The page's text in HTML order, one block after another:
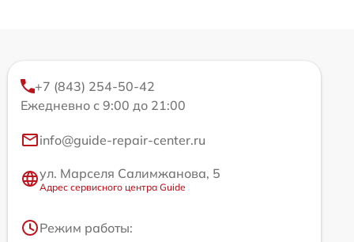
+7 (843) 254-50-42
Ежедневно с 9:00 до 21:00
info@guide-repair-center.ru
ул. Марселя Салимжанова, 5
Адрес сервисного центра Guide
Режим работы: